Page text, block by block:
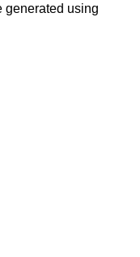
generated using